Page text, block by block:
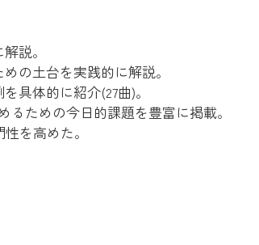
説。
の土台を実践的に解説。
具体的に紹介(27曲)。
ための今日的課題を豊富に掲載。
を高めた。